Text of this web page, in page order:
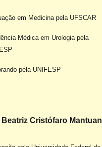
em Medicina pela UFSCAR
Médica em Urologia pela
pela UNIFESP
Beatriz Cristófaro Mantuan